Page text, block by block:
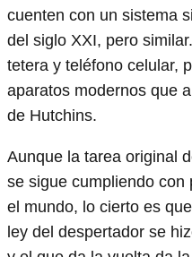
cuenten con un sistema
del siglo XXI, pero
tetera y teléfono celular,
aparatos modernos que
de Hutchins.
Aunque la tarea original
se sigue cumpliendo con
el mundo, lo cierto es
ley del despertador se